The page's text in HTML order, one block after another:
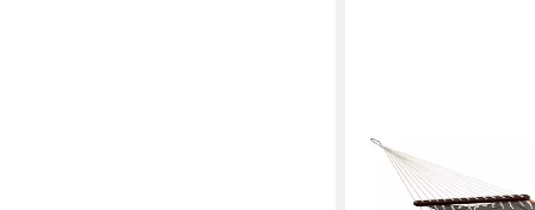
AMAZONAS
Stabhängematte
Komfort, bis zu 2